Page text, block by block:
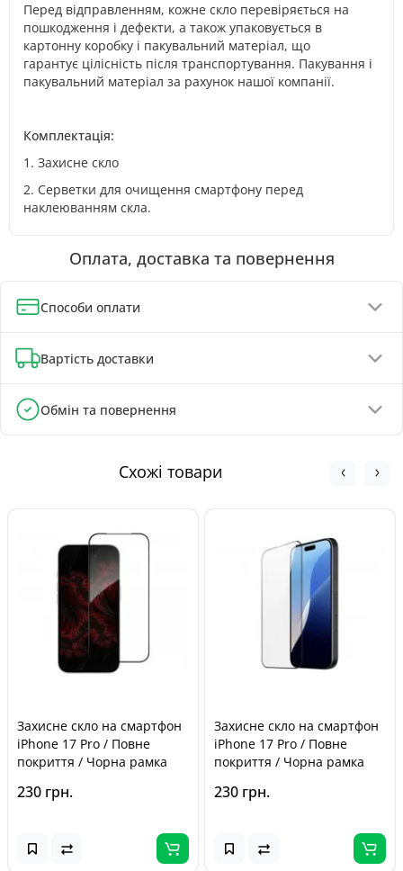
Перед відправленням, кожне скло перевіряється на
пошкодження і дефекти, а також упаковується в
картонну коробку і пакувальний матеріал, що
гарантує цілісність після транспортування. Пакування і
пакувальний матеріал за рахунок нашої компанії.
Комплектація:
1. Захисне скло
2. Серветки для очищення смартфону перед
наклеюванням скла.
Оплата, доставка та повернення
Способи оплати
Оплата при отриманні (до 130 грн - повна передплата)
Онлайн-оплата карткою, GPay, ApplePay
Вартість доставки
Відділення Укрпошти - від 60 грн
Відділення Нової Пошти - від 90 грн
Кур'єром Нової Пошти - від 140 грн
Обмін та повернення
моменту покупки, відповідно до Закону України «Про
захист прав споживачів».Схожі товари
Захисне скло на смартфон
iPhone 17 Pro / Повне
покриття / Чорна рамка
230 грн.
Захисне скло на смартфон
iPhone 17 Pro / Повне
покриття / Чорна рамка
230 грн.